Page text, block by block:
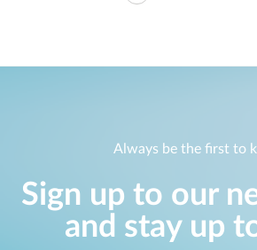
Always be the first to
Sign up to our
and stay up